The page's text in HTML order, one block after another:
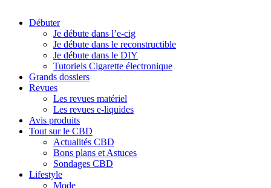
Débuter
Je débute dans l’e-cig
Je débute dans le reconstructible
Je débute dans le DIY
Tutoriels Cigarette électronique
Grands dossiers
Revues
Les revues matériel
Les revues e-liquides
Avis produits
Tout sur le CBD
Actualités CBD
Bons plans et Astuces
Sondages CBD
Lifestyle
Mode